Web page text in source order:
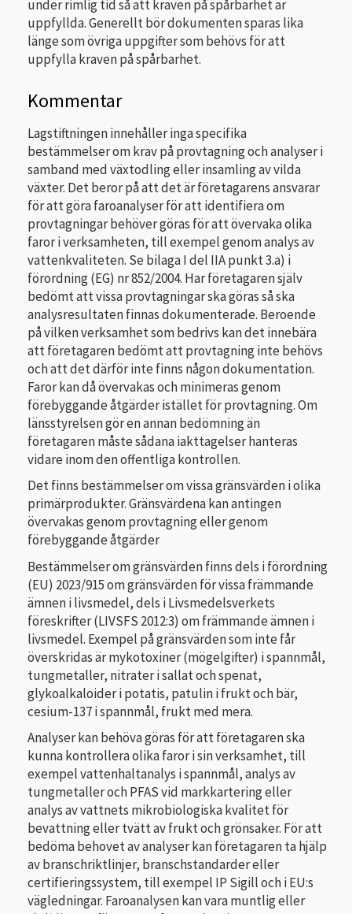
under rimlig tid så att kraven på spårbarhet är
uppfyllda. Generellt bör dokumenten sparas lika
länge som övriga uppgifter som behövs för att
uppfylla kraven på spårbarhet.
Kommentar
Lagstiftningen innehåller inga specifika
bestämmelser om krav på provtagning och analyser i
samband med växtodling eller insamling av vilda
växter. Det beror på att det är företagarens ansvarar
för att göra faroanalyser för att identifiera om
provtagningar behöver göras för att övervaka olika
faror i verksamheten, till exempel genom analys av
vattenkvaliteten. Se bilaga I del IIA punkt 3.a) i
förordning (EG) nr 852/2004. Har företagaren själv
bedömt att vissa provtagningar ska göras så ska
analysresultaten finnas dokumenterade. Beroende
på vilken verksamhet som bedrivs kan det innebära
att företagaren bedömt att provtagning inte behövs
och att det därför inte finns någon dokumentation.
Faror kan då övervakas och minimeras genom
förebyggande åtgärder istället för provtagning. Om
länsstyrelsen gör en annan bedömning än
företagaren måste sådana iakttagelser hanteras
vidare inom den offentliga kontrollen.
Det finns bestämmelser om vissa gränsvärden i olika
primärprodukter. Gränsvärdena kan antingen
övervakas genom provtagning eller genom
förebyggande åtgärder
Bestämmelser om gränsvärden finns dels i förordning
(EU) 2023/915 om gränsvärden för vissa främmande
ämnen i livsmedel, dels i Livsmedelsverkets
föreskrifter (LIVSFS 2012:3) om främmande ämnen i
livsmedel. Exempel på gränsvärden som inte får
överskridas är mykotoxiner (mögelgifter) i spannmål,
tungmetaller, nitrater i sallat och spenat,
glykoalkaloider i potatis, patulin i frukt och bär,
cesium-137 i spannmål, frukt med mera.
Analyser kan behöva göras för att företagaren ska
kunna kontrollera olika faror i sin verksamhet, till
exempel vattenhaltanalys i spannmål, analys av
tungmetaller och PFAS vid markkartering eller
analys av vattnets mikrobiologiska kvalitet för
bevattning eller tvätt av frukt och grönsaker. För att
bedöma behovet av analyser kan företagaren ta hjälp
av branschriktlinjer, branschstandarder eller
certifieringssystem, till exempel IP Sigill och i EU:s
vägledningar. Faroanalysen kan vara muntlig eller